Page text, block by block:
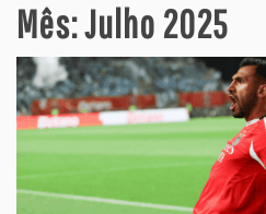
Mês:Julho 2025